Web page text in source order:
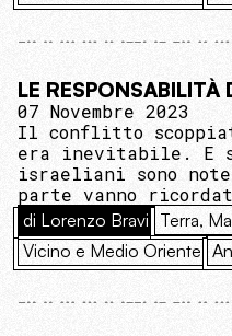
LE RESPONSABILITÀ
07 Novembre 2023
Il conflitto
era inevitabile. E
israeliani sono
parte vanno
di Lorenzo Bravi Terra,
Vicino e Medio Oriente